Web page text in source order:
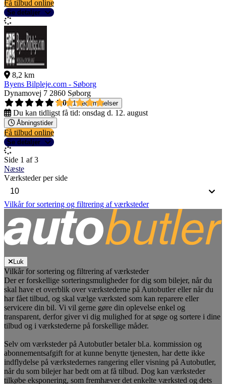
Få tilbud online
Se detaljer
8,2 km
Byens Bilpleje.com - Søborg
Dynamovej 7 2860 Søborg
5,0
1 bedømmelser
Du kan tidligst få tid: onsdag d. 12. august
Åbningstider
Få tilbud online
Se detaljer
Side 1 af 3
Næste
Værksteder per side
Vilkår for sortering og filtrering af værksteder
Luk
Vilkår for sortering og filtrering af værksteder
Der er forskellige sorteringsmuligheder for dig som bilejer, når du
skal have et overblik over værkstederne på Autobutler eller når du
har fået tilbud, og skal vælge værksted som kan reparere eller
servicere din bil. Vi vil gerne gøre din oplevelse enkel og
transparent, derfor giver vi dig mulighed for at søge og sortere i dine
tilbud og i værkstederne på forskellige måder.
Selv om værksteder på Autobutler betaler bl.a. kommission og
abonnementsafgift for at kunne benytte tjenesten, har dette ikke
indflydelse på værkstedernes rangering eller visning på Autobutler,
når du som bilejer har bedt om at få tilbud. Dog kan værksteder
tilkøbe eksponering, som fremhæver det enkelte værksted og dets